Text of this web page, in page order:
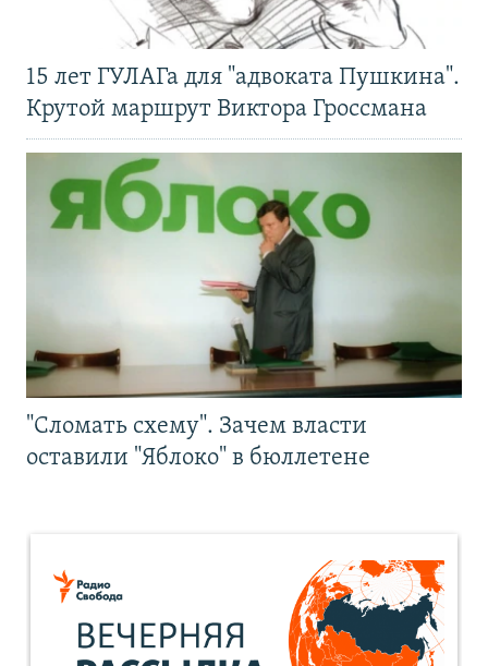
15 лет ГУЛАГа для "адвоката Пушкина".
Крутой маршрут Виктора Гроссмана
"Сломать схему". Зачем власти
оставили "Яблоко" в бюллетене